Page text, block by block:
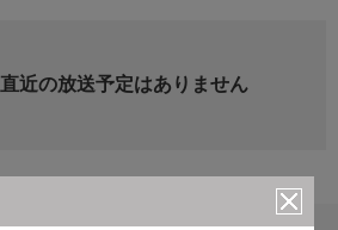
直近の放送予定はありません